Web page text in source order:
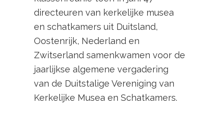
directeuren van kerkelijke musea
en schatkamers uit Duitsland,
Oostenrijk, Nederland en
Zwitserland samenkwamen voor de
jaarlijkse algemene vergadering
van de Duitstalige Vereniging van
Kerkelijke Musea en Schatkamers.